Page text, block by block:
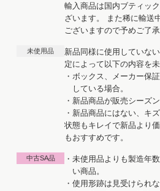
輸入商品は国内ブティッ
ざいます。 また稀に輸送
ございますので予めご了承
未使用品
新品同様に使用していな
定によって以下の内容を
・ボックス、メーカー保
している場合。
・新品商品が販売シーズ
・新品商品にはない、キ
状態もキレイで新品より
もおすすめです。
中古SA品
・未使用品よりも製造年
い商品。
・使用形跡は見受けられ